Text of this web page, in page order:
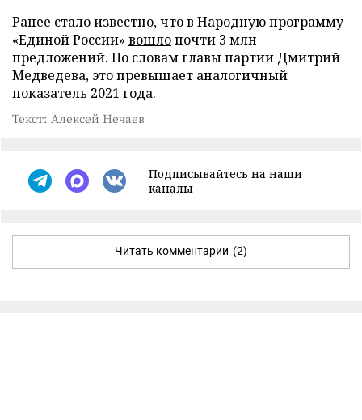
Ранее стало известно, что в Народную программу
«Единой России» вошлопочти 3 млн
предложений. По словам главы партии Дмитрий
Медведева, это превышает аналогичный
показатель 2021 года.
Текст: Алексей Нечаев
Подписывайтесь на наши
каналы
Читать комментарии (2)